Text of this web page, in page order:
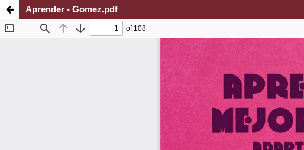
Aprender - Gomez.pdf